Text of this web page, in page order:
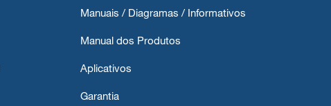
Manuais / Diagramas / Informativos
Manual dos Produtos
Aplicativos
Garantia